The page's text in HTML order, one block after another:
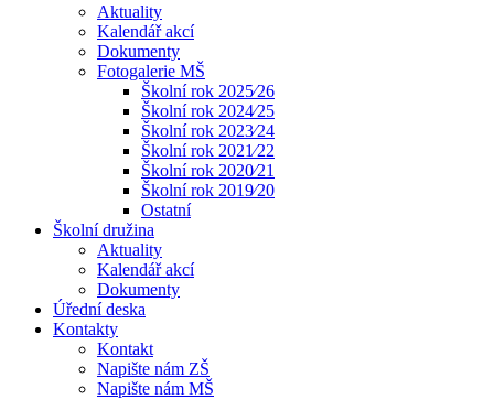
Aktuality
Kalendář akcí
Dokumenty
Fotogalerie MŠ
Školní rok 2025⁄26
Školní rok 2024⁄25
Školní rok 2023⁄24
Školní rok 2021⁄22
Školní rok 2020⁄21
Školní rok 2019⁄20
Ostatní
Školní družina
Aktuality
Kalendář akcí
Dokumenty
Úřední deska
Kontakty
Kontakt
Napište nám ZŠ
Napište nám MŠ